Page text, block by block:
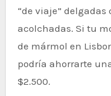
“de viaje”
acolchadas. Si tu
de mármol en
podría ahorrarte
$2.500.